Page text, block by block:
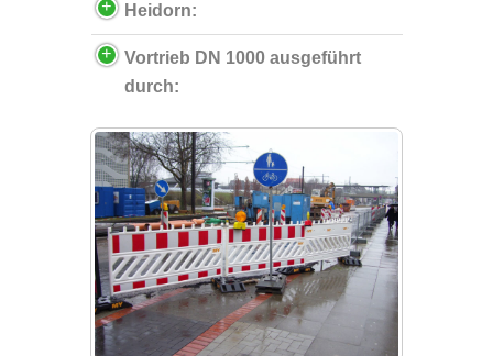
Heidorn:
Vortrieb DN 1000 ausgeführt
durch: